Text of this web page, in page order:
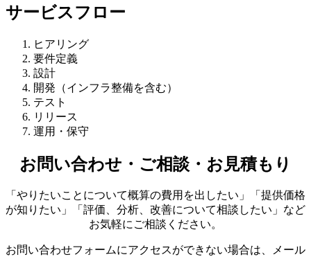
サービスフロー
ヒアリング
要件定義
設計
開発（インフラ整備を含む）
テスト
リリース
運用・保守
お問い合わせ・ご相談・お見積もり
「やりたいことについて概算の費用を出したい」「提供価格
が知りたい」「評価、分析、改善について相談したい」など
お気軽にご相談ください。
お問い合わせフォームにアクセスができない場合は、メール